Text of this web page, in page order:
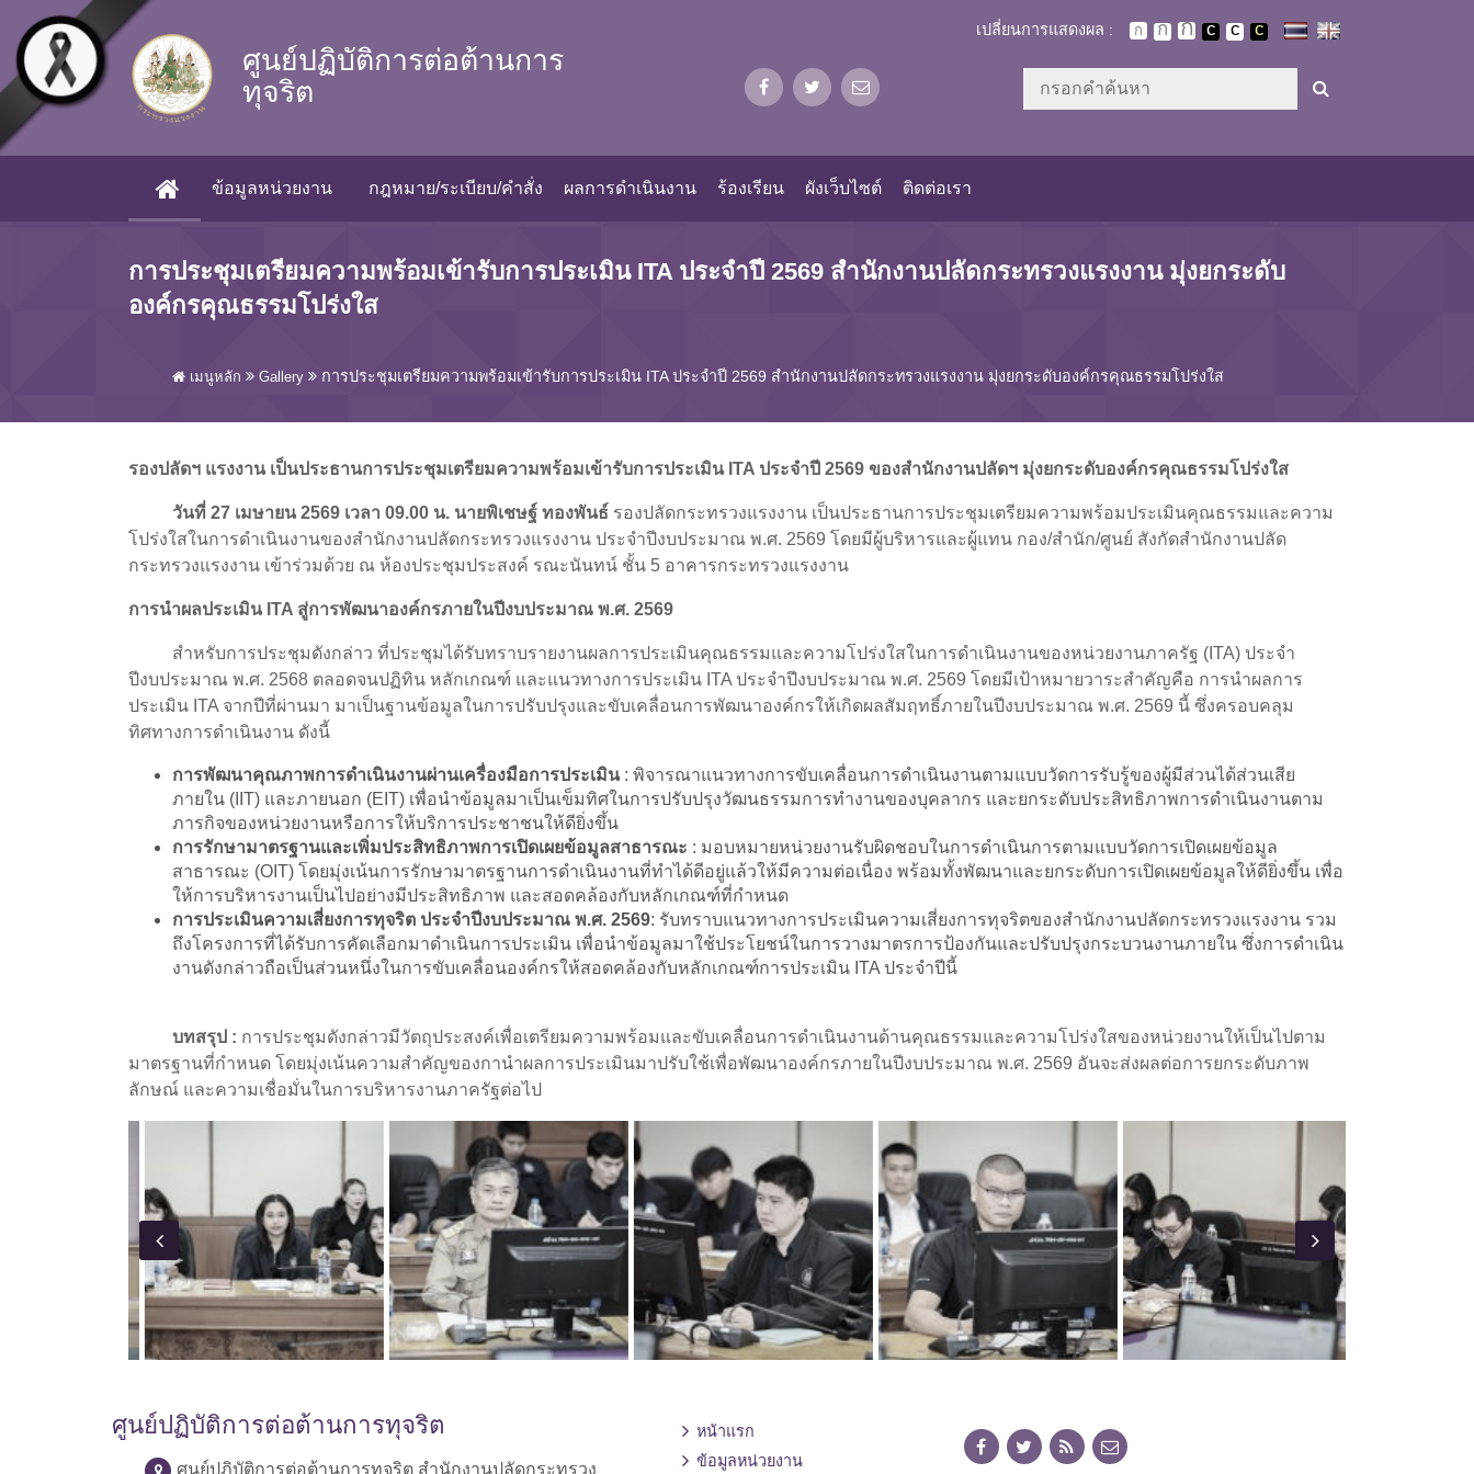
Skip to main content
ศูนย์ปฏิบัติการต่อต้านการ
ทุจริต
เปลี่ยนการแสดงผล :
(CURRENT)
ข้อมูลหน่วยงาน กฎหมาย/ระเบียบ/คำสั่ง ผลการดำเนินงาน ร้องเรียน ผังเว็บไซต์ ติดต่อเรา
การประชุมเตรียมความพร้อมเข้ารับการประเมิน ITA ประจำปี 2569 สำนักงานปลัดกระทรวงแรงงาน มุ่งยกระดับ
องค์กรคุณธรรมโปร่งใส
เมนูหลัก Gallery การประชุมเตรียมความพร้อมเข้ารับการประเมิน ITA ประจำปี 2569 สำนักงานปลัดกระทรวงแรงงาน มุ่งยกระดับองค์กรคุณธรรมโปร่งใส
รองปลัดฯ แรงงาน เป็นประธานการประชุมเตรียมความพร้อมเข้ารับการประเมิน ITA ประจำปี 2569 ของสำนักงานปลัดฯ มุ่งยกระดับองค์กรคุณธรรมโปร่งใส
วันที่ 27 เมษายน 2569 เวลา 09.00 น. นายพิเชษฐ์ ทองพันธ์ รองปลัดกระทรวงแรงงาน เป็นประธานการประชุมเตรียมความพร้อมประเมินคุณธรรมและความ
โปร่งใสในการดำเนินงานของสำนักงานปลัดกระทรวงแรงงาน ประจำปีงบประมาณ พ.ศ. 2569 โดยมีผู้บริหารและผู้แทน กอง/สำนัก/ศูนย์ สังกัดสำนักงานปลัด
กระทรวงแรงงาน เข้าร่วมด้วย ณ ห้องประชุมประสงค์ รณะนันทน์ ชั้น 5 อาคารกระทรวงแรงงาน
การนำผลประเมิน ITA สู่การพัฒนาองค์กรภายในปีงบประมาณ พ.ศ. 2569
สำหรับการประชุมดังกล่าว ที่ประชุมได้รับทราบรายงานผลการประเมินคุณธรรมและความโปร่งใสในการดำเนินงานของหน่วยงานภาครัฐ (ITA) ประจำ
ปีงบประมาณ พ.ศ. 2568 ตลอดจนปฏิทิน หลักเกณฑ์ และแนวทางการประเมิน ITA ประจำปีงบประมาณ พ.ศ. 2569 โดยมีเป้าหมายวาระสำคัญคือ การนำผลการ
ประเมิน ITA จากปีที่ผ่านมา มาเป็นฐานข้อมูลในการปรับปรุงและขับเคลื่อนการพัฒนาองค์กรให้เกิดผลสัมฤทธิ์ภายในปีงบประมาณ พ.ศ. 2569 นี้ ซึ่งครอบคลุม
ทิศทางการดำเนินงาน ดังนี้
การพัฒนาคุณภาพการดำเนินงานผ่านเครื่องมือการประเมิน : พิจารณาแนวทางการขับเคลื่อนการดำเนินงานตามแบบวัดการรับรู้ของผู้มีส่วนได้ส่วนเสีย
ภายใน (IIT) และภายนอก (EIT) เพื่อนำข้อมูลมาเป็นเข็มทิศในการปรับปรุงวัฒนธรรมการทำงานของบุคลากร และยกระดับประสิทธิภาพการดำเนินงานตาม
ภารกิจของหน่วยงานหรือการให้บริการประชาชนให้ดียิ่งขึ้น
การรักษามาตรฐานและเพิ่มประสิทธิภาพการเปิดเผยข้อมูลสาธารณะ : มอบหมายหน่วยงานรับผิดชอบในการดำเนินการตามแบบวัดการเปิดเผยข้อมูล
สาธารณะ (OIT) โดยมุ่งเน้นการรักษามาตรฐานการดำเนินงานที่ทำได้ดีอยู่แล้วให้มีความต่อเนื่อง พร้อมทั้งพัฒนาและยกระดับการเปิดเผยข้อมูลให้ดียิ่งขึ้น เพื่อ
ให้การบริหารงานเป็นไปอย่างมีประสิทธิภาพ และสอดคล้องกับหลักเกณฑ์ที่กำหนด
การประเมินความเสี่ยงการทุจริต ประจำปีงบประมาณ พ.ศ. 2569: รับทราบแนวทางการประเมินความเสี่ยงการทุจริตของสำนักงานปลัดกระทรวงแรงงาน รวม
ถึงโครงการที่ได้รับการคัดเลือกมาดำเนินการประเมิน เพื่อนำข้อมูลมาใช้ประโยชน์ในการวางมาตรการป้องกันและปรับปรุงกระบวนงานภายใน ซึ่งการดำเนิน
งานดังกล่าวถือเป็นส่วนหนึ่งในการขับเคลื่อนองค์กรให้สอดคล้องกับหลักเกณฑ์การประเมิน ITA ประจำปีนี้
บทสรุป : การประชุมดังกล่าวมีวัตถุประสงค์เพื่อเตรียมความพร้อมและขับเคลื่อนการดำเนินงานด้านคุณธรรมและความโปร่งใสของหน่วยงานให้เป็นไปตาม
มาตรฐานที่กำหนด โดยมุ่งเน้นความสำคัญของกานำผลการประเมินมาปรับใช้เพื่อพัฒนาองค์กรภายในปีงบประมาณ พ.ศ. 2569 อันจะส่งผลต่อการยกระดับภาพ
ลักษณ์ และความเชื่อมั่นในการบริหารงานภาครัฐต่อไป
ศูนย์ปฏิบัติการต่อต้านการทุจริต
ศูนย์ปฏิบัติการต่อต้านการทุจริต สำนักงานปลัดกระทรวง
หน้าแรก
ข้อมูลหน่วยงาน